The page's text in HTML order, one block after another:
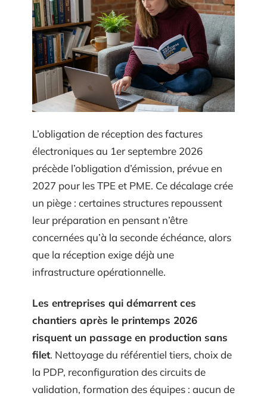
L’obligation de réception des factures
électroniques au 1er septembre 2026
précède l’obligation d’émission, prévue en
2027 pour les TPE et PME. Ce décalage crée
un piège : certaines structures repoussent
leur préparation en pensant n’être
concernées qu’à la seconde échéance, alors
que la réception exige déjà une
infrastructure opérationnelle.
Les entreprises qui démarrent ces
chantiers après le printemps 2026
risquent un passage en production sans
filet. Nettoyage du référentiel tiers, choix de
la PDP, reconfiguration des circuits de
validation, formation des équipes : aucun de